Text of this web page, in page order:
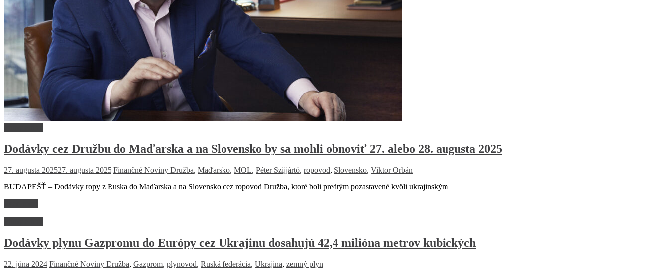
Dodávky cez Družbu do Maďarska a na Slovensko by sa mohli obnoviť 27. alebo 28. augusta 2025
27. augusta 202527. augusta 2025 Finančné Noviny Družba, Maďarsko, MOL, Péter Szijjártó, ropovod, Slovensko, Viktor Orbán
BUDAPEŠŤ – Dodávky ropy z Ruska do Maďarska a na Slovensko cez ropovod Družba, ktoré boli predtým pozastavené kvôli ukrajinským
Dodávky plynu Gazpromu do Európy cez Ukrajinu dosahujú 42,4 milióna metrov kubických
22. júna 2024 Finančné Noviny Družba, Gazprom, plynovod, Ruská federácia, Ukrajina, zemný plyn